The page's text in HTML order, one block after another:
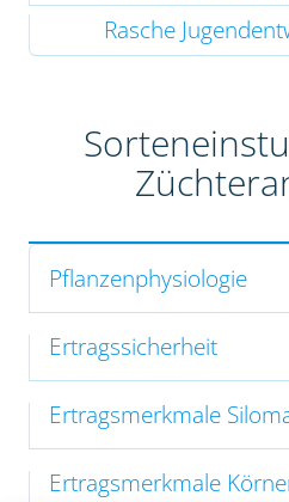
Rasche
Pflanzenphysiologie
Ertragssicherheit
Ertragsmerkmale
Ertragsmerkmale